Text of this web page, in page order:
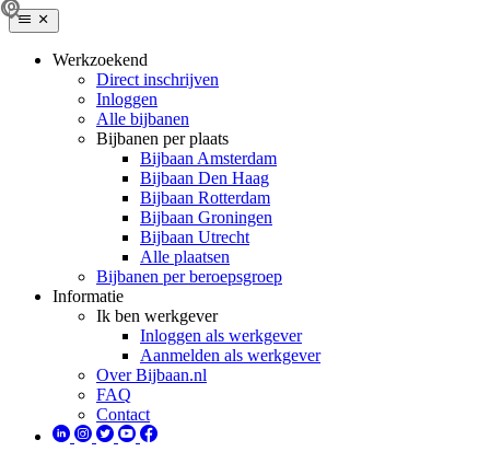
Werkzoekend
Direct inschrijven
Inloggen
Alle bijbanen
Bijbanen per plaats
Bijbaan Amsterdam
Bijbaan Den Haag
Bijbaan Rotterdam
Bijbaan Groningen
Bijbaan Utrecht
Alle plaatsen
Bijbanen per beroepsgroep
Informatie
Ik ben werkgever
Inloggen als werkgever
Aanmelden als werkgever
Over Bijbaan.nl
FAQ
Contact